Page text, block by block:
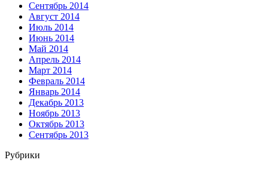
Сентябрь 2014
Август 2014
Июль 2014
Июнь 2014
Май 2014
Апрель 2014
Март 2014
Февраль 2014
Январь 2014
Декабрь 2013
Ноябрь 2013
Октябрь 2013
Сентябрь 2013
Рубрики